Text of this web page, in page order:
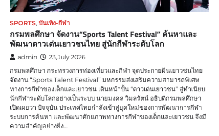
SPORTS, บันเทิง-กีฬา
กรมพลศึกษา จัดงาน“Sports Talent Festival” ค้นหาและ
พัฒนาดาวเด่นเยาวชนไทย สู่นักกีฬาระดับโลก
admin 23,July 2026
กรมพลศึกษา กระทรวงการท่องเที่ยวและกีฬา จุดประกายฝันเยาวชนไทย
จัดงาน “Sports Talent Festival” มหกรรมส่งเสริมความสามารถพิเศษ
ทางการกีฬาของเด็กและเยาวชน เดินหน้าปั้น “ดาวเด่นเยาวชน” สู่ทำเนียบ
นักกีฬาระดับโลกอย่างเป็นระบบ นายมงคล วิมลรัตน์ อธิบดีกรมพลศึกษา
เปิดเผยว่า ปัจจุบัน ประเทศไทยกำลังเข้าสู่ยุคใหม่ของการพัฒนาการกีฬา
ระบบการค้นหา และพัฒนาศักยภาพทางการกีฬาของเด็กและเยาวชน จึงมี
ความสำคัญอย่างยิ่ง…